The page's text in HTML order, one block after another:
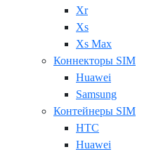
Xr
Xs
Xs Max
Коннекторы SIM
Huawei
Samsung
Контейнеры SIM
HTC
Huawei